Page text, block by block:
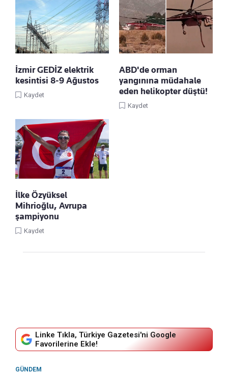
İzmir GEDİZ elektrik
kesintisi 8-9 Ağustos
Kaydet
ABD'de orman
yangınına müdahale
eden helikopter düştü!
Kaydet
İlke Özyüksel
Mihrioğlu, Avrupa
şampiyonu
Kaydet
Linke Tıkla, Türkiye Gazetesi'ni Google
Favorilerine Ekle!
GÜNDEM